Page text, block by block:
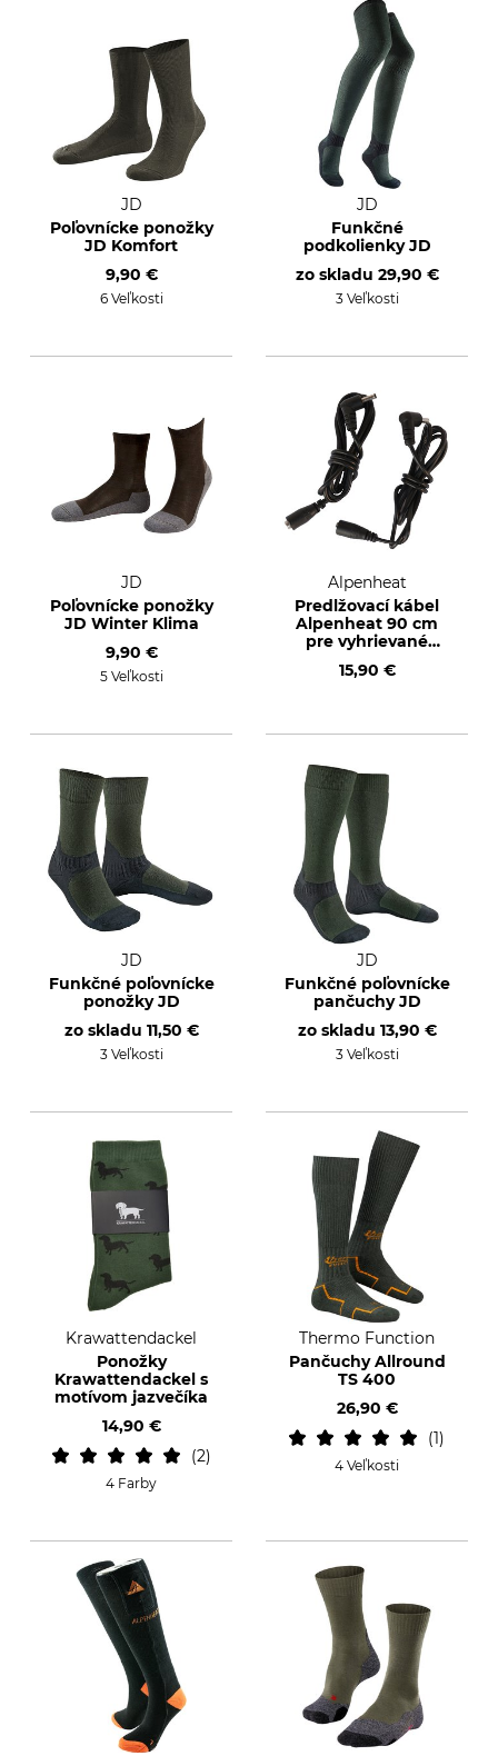
JD
Poľovnícke ponožky
JD Komfort
9,90 €
6 Veľkosti
JD
Funkčné
podkolienky JD
zo skladu 29,90 €
3 Veľkosti
JD
Poľovnícke ponožky
JD Winter Klima
9,90 €
5 Veľkosti
Alpenheat
Predlžovací kábel
Alpenheat 90 cm
pre vyhrievané
15,90 €
JD
Funkčné poľovnícke
ponožky JD
zo skladu 11,50 €
3 Veľkosti
JD
Funkčné poľovnícke
pančuchy JD
zo skladu 13,90 €
3 Veľkosti
Krawattendackel
Ponožky
Krawattendackel s
motívom jazvečíka
14,90 €
2
4 Farby
Thermo Function
Pančuchy Allround
TS 400
26,90 €
1
4 Veľkosti